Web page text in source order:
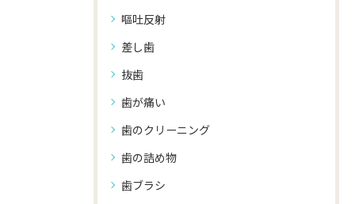
嘔吐反射
差し歯
抜歯
歯が痛い
歯のクリーニング
歯の詰め物
歯ブラシ